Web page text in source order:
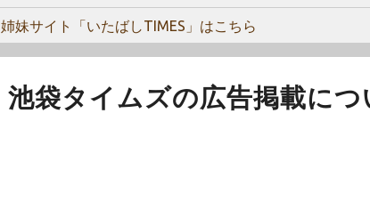
姉妹サイト「いたばしTIMES」はこちら
池袋タイムズの広告掲載につ